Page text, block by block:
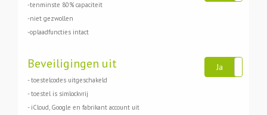
-tenminste 80% capaciteit
-niet gezwollen
-oplaadfuncties intact
Beveiligingen uit
- toestelcodes uitgeschakeld
- toestel is simlockvrij
- iCloud, Google en fabrikant account uit
Ja